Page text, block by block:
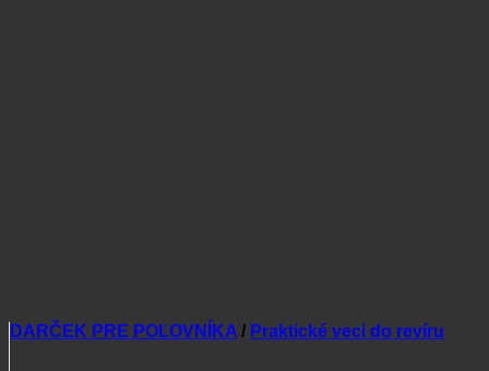
DARČEK PRE POĽOVNÍKA / Praktické veci do revíru